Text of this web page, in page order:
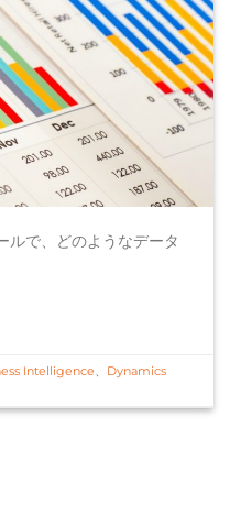
で、どのようなデータ
Intelligence、 Dynamics